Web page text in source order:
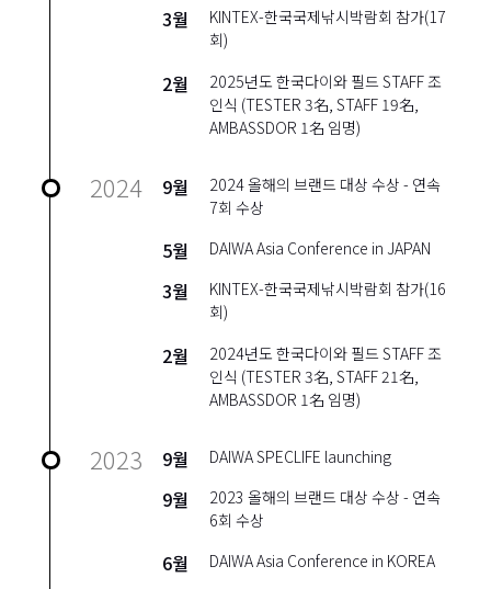
3월
KINTEX-한국국제낚시박람회 참가(17
회)
2월
2025년도 한국다이와 필드 STAFF 조
인식 (TESTER 3名, STAFF 19名,
AMBASSDOR 1名 임명)
2024 9월
2024 올해의 브랜드 대상 수상 - 연속
7회 수상
5월 DAIWA Asia Conference in JAPAN
3월
KINTEX-한국국제낚시박람회 참가(16
회)
2월
2024년도 한국다이와 필드 STAFF 조
인식 (TESTER 3名, STAFF 21名,
AMBASSDOR 1名 임명)
2023 9월 DAIWA SPECLIFE launching
9월
2023 올해의 브랜드 대상 수상 - 연속
6회 수상
6월 DAIWA Asia Conference in KOREA